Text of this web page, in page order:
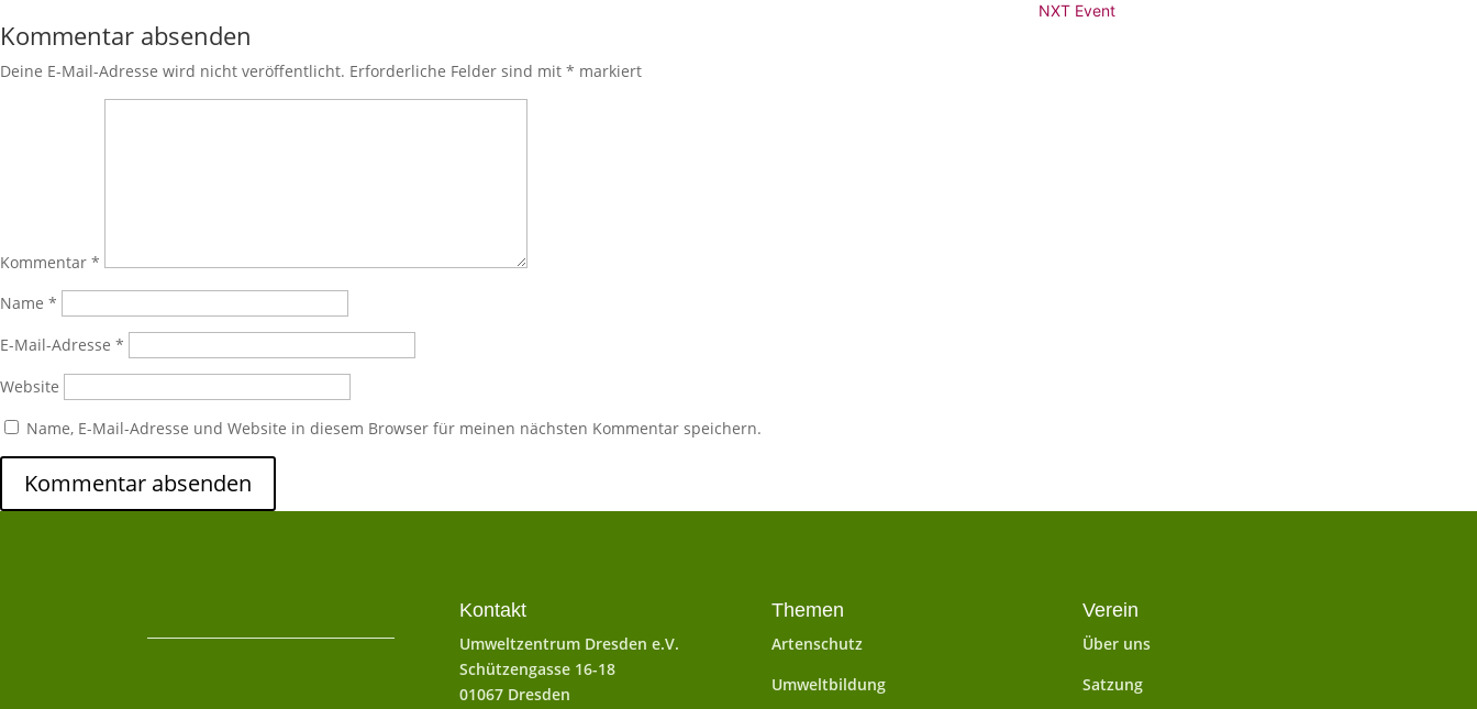
NXT Event
Kommentar absenden
Deine E-Mail-Adresse wird nicht veröffentlicht. Erforderliche Felder sind mit * markiert
Kommentar *
Name *
E-Mail-Adresse *
Website
Name, E-Mail-Adresse und Website in diesem Browser für meinen nächsten Kommentar speichern.
Kontakt
Umweltzentrum Dresden e.V.
Schützengasse 16-18
01067 Dresden
Themen
Artenschutz
Umweltbildung
Verein
Über uns
Satzung